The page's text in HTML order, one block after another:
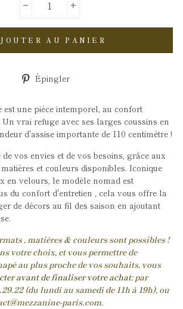
AU PANIER
Épingler
une pièce intemporel, au confort
vrai refuge avec ses larges coussins en
d'assise importante de 110 centimètre !
vos envies et de vos besoins, grâce aux
et couleurs disponibles. Iconique
en velours, le modèle nomad est
du confort d'entretien , cela vous offre la
de décors au fil des saison en ajoutant
, matières & couleurs sont possibles !
votre choix, et vous permettre de
au plus proche de vos souhaits, vous
avant de finaliser votre achat: par
(du lundi au samedi de 11h à 19h), ou
paris.com.